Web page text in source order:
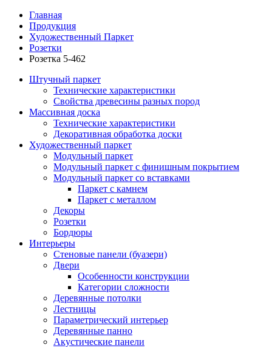
Главная
Продукция
Художественный Паркет
Розетки
Розетка 5-462
Штучный паркет
Технические характеристики
Свойства древесины разных пород
Массивная доска
Технические характеристики
Декоративная обработка доски
Художественный паркет
Модульный паркет
Модульный паркет с финишным покрытием
Модульный паркет со вставками
Паркет с камнем
Паркет с металлом
Декоры
Розетки
Бордюры
Интерьеры
Стеновые панели (буазери)
Двери
Особенности конструкции
Категории сложности
Деревянные потолки
Лестницы
Параметрический интерьер
Деревянные панно
Акустические панели